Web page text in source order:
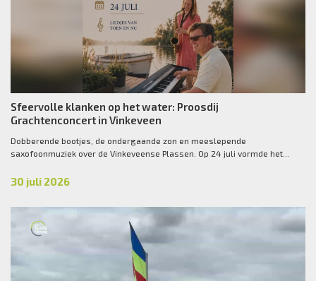
Sfeervolle klanken op het water: Proosdij
Grachtenconcert in Vinkeveen
Dobberende bootjes, de ondergaande zon en meeslepende
saxofoonmuziek over de Vinkeveense Plassen. Op 24 juli vormde het...
30 juli 2026